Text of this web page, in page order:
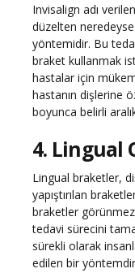
Invisalign adı
düzelten
yöntemidir. Bu
braket kullanmak
hastalar için
hastanın dişlerine
boyunca belirli
4. Lingual
Lingual braketler,
yapıştırılan
braketler
tedavi sürecini
sürekli olarak
edilen bir